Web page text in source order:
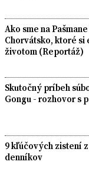
Ako sme na
Chorvátsko, ktoré si
životom (Reportáž)
Skutočný príbeh
Gongu - rozhovor s
9 kľúčových zistení
denníkov